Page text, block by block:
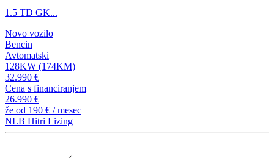
1.5 TD GK...
Novo vozilo
Bencin
Avtomatski
128KW (174KM)
32.990 €
Cena s financiranjem
26.990 €
že od 190 € / mesec
NLB Hitri Lizing